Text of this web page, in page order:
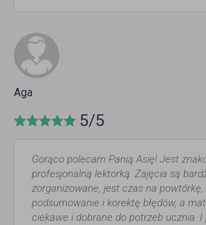
Aga
5/5
Gorąco polecam Panią Asię! Jest
profesjonalną lektorką. Zajęcia są
zorganizowane, jest czas na powtórkę,
podsumowanie i korektę błędów, a
ciekawe i dobrane do potrzeb ucznia. I